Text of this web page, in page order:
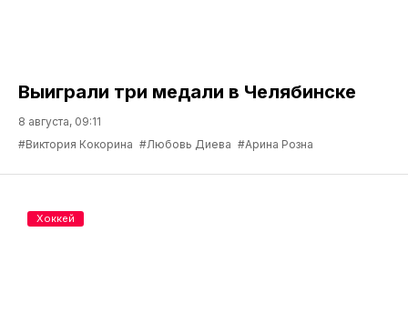
Выиграли три медали в Челябинске
8 августа, 09:11
#Виктория Кокорина #Любовь Диева #Арина Розна
Хоккей